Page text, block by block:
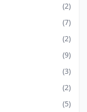
(2)
(7)
(2)
(9)
(3)
(2)
(5)